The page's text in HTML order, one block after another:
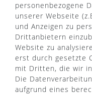
personenbezogene
unserer Webseite
und Anzeigen zu
Drittanbietern
Website zu
erst durch gesetzte
mit Dritten, die wir
Die
aufgrund eines